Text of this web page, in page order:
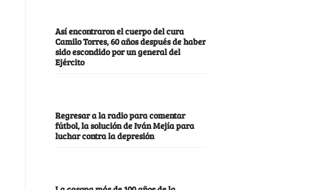
Así encontraron el cuerpo del cura
Camilo Torres, 60 años después de haber
sido escondido por un general del
Ejército
Regresar a la radio para comentar
fútbol, la solución de Iván Mejía para
luchar contra la depresión